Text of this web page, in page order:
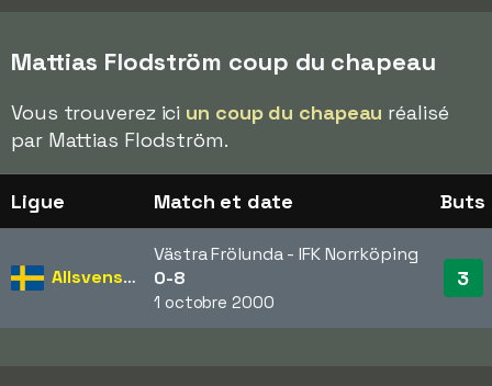
Mattias Flodström coup du chapeau
Vous trouverez ici un coup du chapeau réalisé
par Mattias Flodström.
Ligue Match et date Buts
Allsvenskan
Västra Frölunda - IFK Norrköping
0-8
1 octobre 2000
3